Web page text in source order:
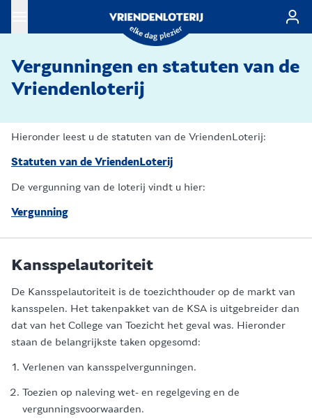
Ga naar de hoofdinhoud
Vergunningen en statuten van de
Vriendenloterij
Hieronder leest u de statuten van de VriendenLoterij:
Statuten van de VriendenLoterij
De vergunning van de loterij vindt u hier:
Vergunning
Kansspelautoriteit
De Kansspelautoriteit is de toezichthouder op de markt van
kansspelen. Het takenpakket van de KSA is uitgebreider dan
dat van het College van Toezicht het geval was. Hieronder
staan de belangrijkste taken opgesomd:
Verlenen van kansspelvergunningen.
Toezien op naleving wet- en regelgeving en de
vergunningsvoorwaarden.